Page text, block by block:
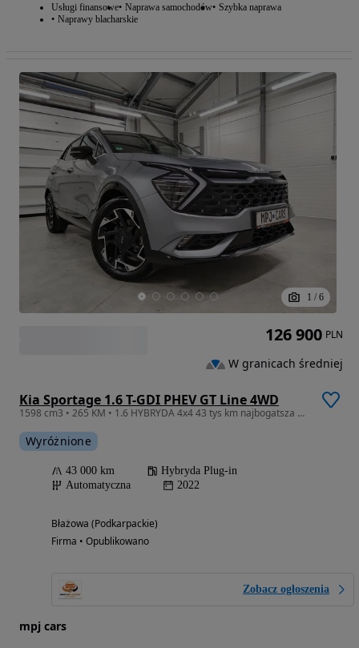
Usługi finansowe Naprawa samochodów Szybka naprawa
Naprawy blacharskie
1 / 6
Kia Sportage 1.6 T-GDI PHEV GT Line 4WD
1598 cm3 • 265 KM • 1.6 HYBRYDA 4x4 43 tys km najbogatsza wersja stan salonowy
Wyróżnione
43 000 km
Hybryda Plug-in
Automatyczna
2022
Błażowa (Podkarpackie)
Firma • Opublikowano
Zobacz ogłoszenia
mpj cars
126 900 PLN
W granicach średniej